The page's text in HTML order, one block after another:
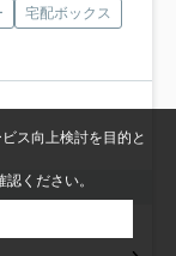
宅配ボックス
ス向上検討を目的と
認ください。